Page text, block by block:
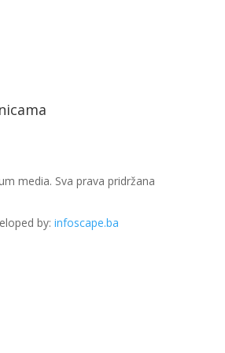
media. Sva prava pridržana
by: infoscape.ba